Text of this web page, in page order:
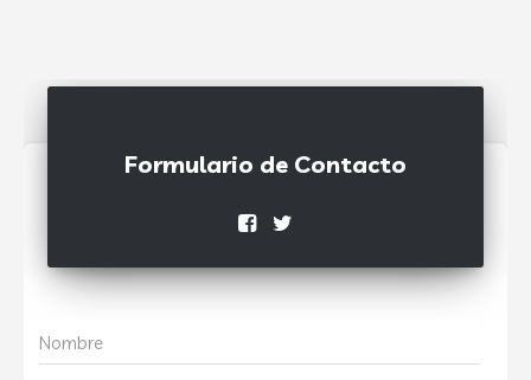
Formulario de Contacto
Nombre